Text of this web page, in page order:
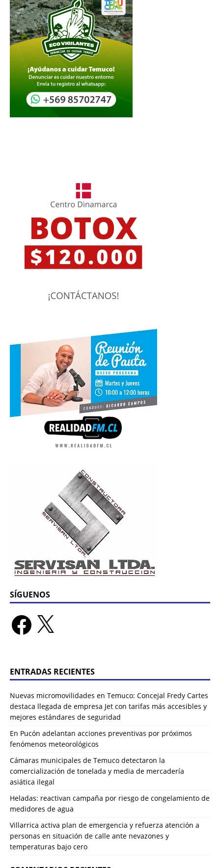
SÍGUENOS
ENTRADAS RECIENTES
Nuevas micromovilidades en Temuco: Concejal Fredy Cartes
destaca llegada de empresa Jet con tarifas más accesibles y
mejores estándares de seguridad
En Pucón adelantan acciones preventivas por próximos
fenómenos meteorológicos
Cámaras municipales de Temuco detectaron la
comercialización de tonelada y media de mercadería
asiática ilegal
Heladas: reactivan campaña por riesgo de congelamiento de
medidores de agua
Villarrica activa plan de emergencia y refuerza atención a
personas en situación de calle ante nevazones y
temperaturas bajo cero